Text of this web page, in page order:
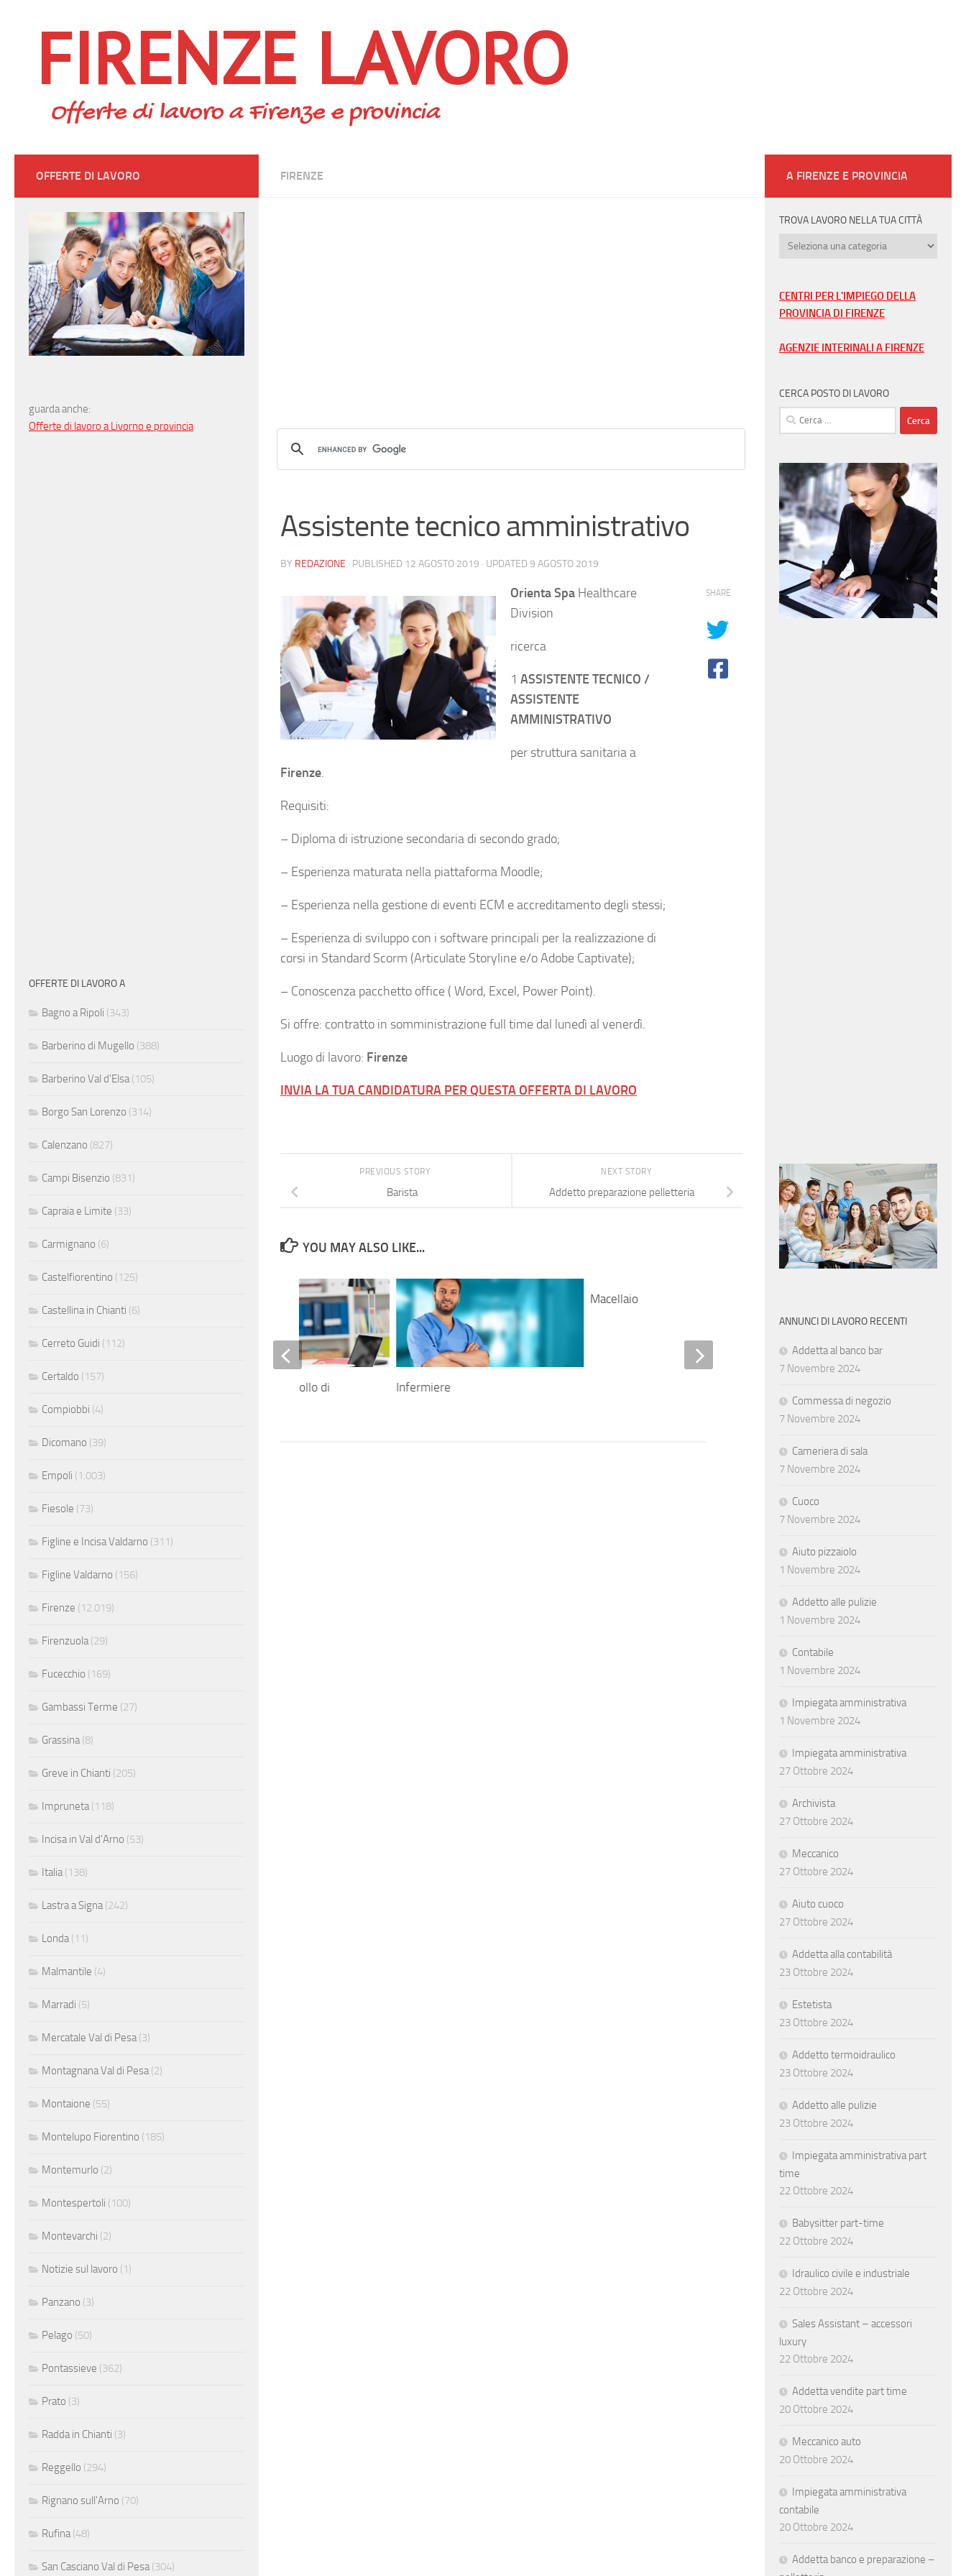
FIRENZE LAVORO
Offerte di lavoro a Firenze e provincia
FIRENZE
Assistente tecnico amministrativo
BY REDAZIONE · PUBLISHED 12 AGOSTO 2019 · UPDATED 9 AGOSTO 2019
Orienta Spa Healthcare
Division
ricerca
1 ASSISTENTE TECNICO /
ASSISTENTE
AMMINISTRATIVO
per struttura sanitaria a
Firenze.
Requisiti:
– Diploma di istruzione secondaria di secondo grado;
– Esperienza maturata nella piattaforma Moodle;
– Esperienza nella gestione di eventi ECM e accreditamento degli stessi;
– Esperienza di sviluppo con i software principali per la realizzazione di
corsi in Standard Scorm (Articulate Storyline e/o Adobe Captivate);
– Conoscenza pacchetto office ( Word, Excel, Power Point).
Si offre: contratto in somministrazione full time dal lunedì al venerdì.
Luogo di lavoro: Firenze
INVIA LA TUA CANDIDATURA PER QUESTA OFFERTA DI LAVORO
SHARE
NEXT STORY
Addetto preparazione pelletteria
PREVIOUS STORY
Barista
YOU MAY ALSO LIKE...
Infermiere
Macellaio
Accountant – controllo di
OFFERTE DI LAVORO
guarda anche:
Offerte di lavoro a Livorno e provincia
OFFERTE DI LAVORO A
Bagno a Ripoli (343)
Barberino di Mugello (388)
Barberino Val d'Elsa(105)
Borgo San Lorenzo (314)
Calenzano (827)
Campi Bisenzio (831)
Capraia e Limite (33)
Carmignano (6)
Castelfiorentino (125)
Castellina in Chianti (6)
Cerreto Guidi (112)
Certaldo (157)
Compiobbi (4)
Dicomano (39)
Empoli (1.003)
Fiesole (73)
Figline e Incisa Valdarno (311)
Figline Valdarno (156)
Firenze (12.019)
Firenzuola(29)
Fucecchio (169)
Gambassi Terme (27)
Grassina(8)
Greve in Chianti (205)
Impruneta(118)
Incisa in Val d'Arno (53)
Italia(138)
Lastra a Signa(242)
Londa(11)
Malmantile (4)
Marradi (5)
Mercatale Val di Pesa(3)
Montagnana Val di Pesa(2)
Montaione (55)
Montelupo Fiorentino (185)
Montemurlo (2)
Montespertoli (100)
Montevarchi (2)
Notizie sul lavoro (1)
Panzano (3)
Pelago (50)
Pontassieve (362)
Prato (3)
Radda in Chianti (3)
Reggello (294)
Rignano sull'Arno (70)
Rufina(48)
San Casciano Val di Pesa(304)
A FIRENZE E PROVINCIA
TROVA LAVORO NELLA TUA CITTÀ
Trova
tua
città
CENTRI PER L'IMPIEGO DELLA
PROVINCIA DI FIRENZE
AGENZIE INTERINALI A FIRENZE
CERCA POSTO DI LAVORO
Ricerca
per:
ANNUNCI DI LAVORO RECENTI
Addetta al banco bar
7 Novembre 2024
Commessa di negozio
7 Novembre 2024
Cameriera di sala
7 Novembre 2024
Cuoco
7 Novembre 2024
Aiuto pizzaiolo
1 Novembre 2024
Addetto alle pulizie
1 Novembre 2024
Contabile
1 Novembre 2024
Impiegata amministrativa
1 Novembre 2024
Impiegata amministrativa
27 Ottobre 2024
Archivista
27 Ottobre 2024
Meccanico
27 Ottobre 2024
Aiuto cuoco
27 Ottobre 2024
Addetta alla contabilità
23 Ottobre 2024
Estetista
23 Ottobre 2024
Addetto termoidraulico
23 Ottobre 2024
Addetto alle pulizie
23 Ottobre 2024
Impiegata amministrativa part
time
22 Ottobre 2024
Babysitter part-time
22 Ottobre 2024
Idraulico civile e industriale
22 Ottobre 2024
Sales Assistant – accessori
luxury
22 Ottobre 2024
Addetta vendite part time
20 Ottobre 2024
Meccanico auto
20 Ottobre 2024
Impiegata amministrativa
contabile
20 Ottobre 2024
Addetta banco e preparazione –